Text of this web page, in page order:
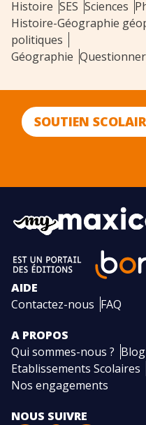
Histoire SES Sciences
Histoire-Géographie
politiques
Géographie
SOUTIEN
AIDE
Contactez-nous FAQ
A PROPOS
Qui sommes-nous ? Blog
Etablissements Scolaires
Nos engagements
NOUS SUIVRE